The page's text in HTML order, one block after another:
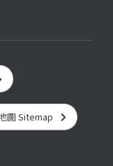
圖 Sitemap